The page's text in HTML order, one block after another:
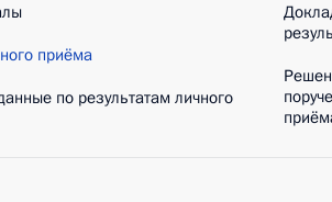
приёма
по результатам личного